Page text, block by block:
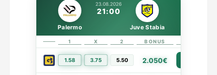
23.08.2026
21:00
Palermo Juve Stabia
1 X 2 BONUS
1.58 3.75 5.50 2.050€